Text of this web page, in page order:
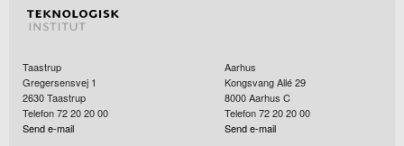
Taastrup
Gregersensvej 1
2630Taastrup
Telefon 72 20 20 00
Send e-mail
Aarhus
Kongsvang Allé 29
8000Aarhus C
Telefon 72 20 20 00
Send e-mail